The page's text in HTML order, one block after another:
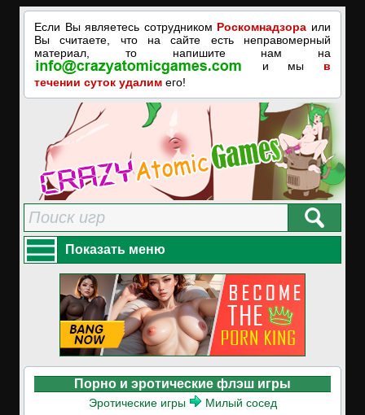
Если Вы являетесь сотрудником Роскомнадзора или
Вы считаете, что на сайте есть неправомерный
материал, то напишите нам на
и мы в
течении суток удалим его!
Показать меню
Порно и эротические флэш игры
Эротические игры Милый сосед